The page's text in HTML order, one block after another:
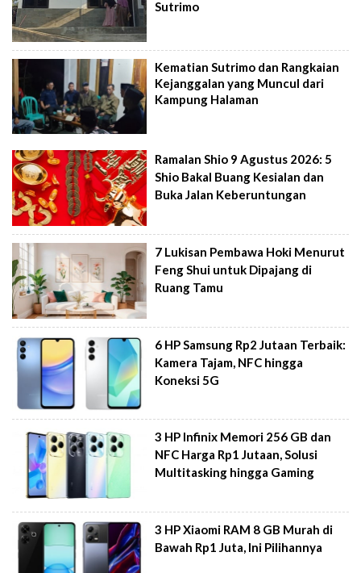
Sutrimo
Kematian Sutrimo dan Rangkaian
Kejanggalan yang Muncul dari
Kampung Halaman
Ramalan Shio 9 Agustus 2026: 5
Shio Bakal Buang Kesialan dan
Buka Jalan Keberuntungan
7 Lukisan Pembawa Hoki Menurut
Feng Shui untuk Dipajang di
Ruang Tamu
6 HP Samsung Rp2 Jutaan Terbaik:
Kamera Tajam, NFC hingga
Koneksi 5G
3 HP Infinix Memori 256 GB dan
NFC Harga Rp1 Jutaan, Solusi
Multitasking hingga Gaming
3 HP Xiaomi RAM 8 GB Murah di
Bawah Rp1 Juta, Ini Pilihannya